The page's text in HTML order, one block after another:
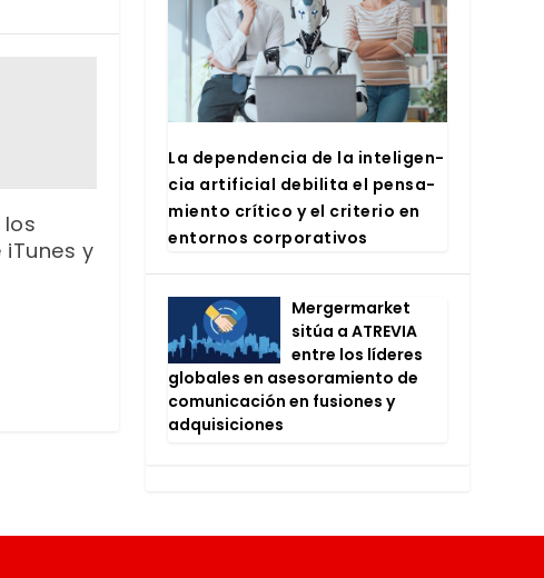
y
La depen­den­cia de la inte­li­gen­
cia arti­fi­cial debi­li­ta el pen­sa­
mien­to crí­ti­co y el cri­te­rio en
entor­nos cor­po­ra­ti­vos
Mer­ger­mar­ket
sitúa a ATRE­VIA
entre los líde­res
glo­ba­les en ase­so­ra­mien­to de
comu­ni­ca­ción en fusio­nes y
adqui­si­cio­nes